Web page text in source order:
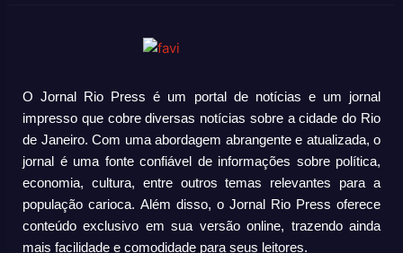
O Jornal Rio Press é um portal de notícias e um jornal
impresso que cobre diversas notícias sobre a cidade do Rio
de Janeiro. Com uma abordagem abrangente e atualizada, o
jornal é uma fonte confiável de informações sobre política,
economia, cultura, entre outros temas relevantes para a
população carioca. Além disso, o Jornal Rio Press oferece
conteúdo exclusivo em sua versão online, trazendo ainda
mais facilidade e comodidade para seus leitores.